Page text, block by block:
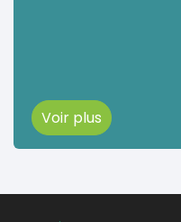
Voir plus